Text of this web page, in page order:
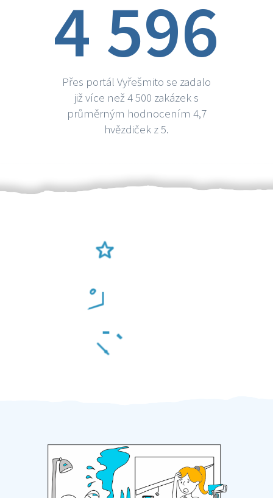
4 596
Přes portál Vyřešmito se zadalo
již více než 4 500 zakázek s
průměrným hodnocením 4,7
hvězdiček z 5.